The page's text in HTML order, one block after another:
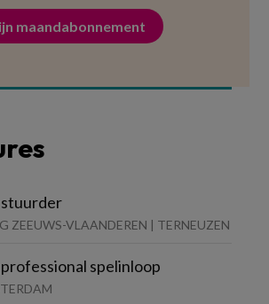
maandabonnement
ZEEUWS-VLAANDEREN | TERNEUZEN
spelinloop